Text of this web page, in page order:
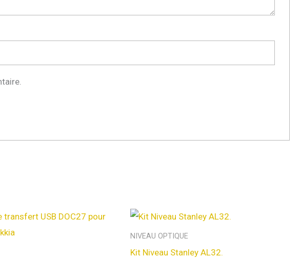
NIVEAU OPTIQUE
Kit Niveau Stanley AL32.